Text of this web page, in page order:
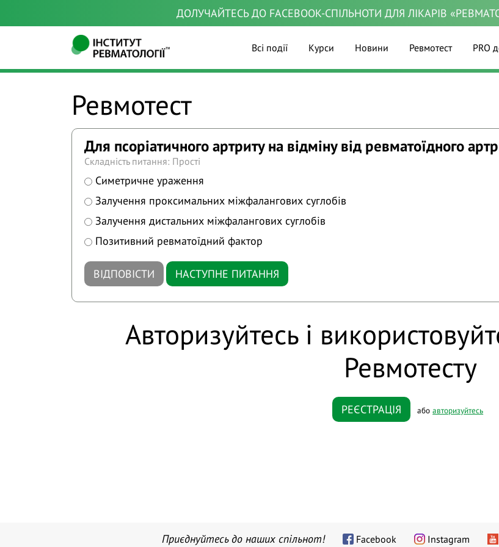
ДОЛУЧАЙТЕСЬ ДО FACEBOOK-СПІЛЬНОТИ ДЛЯ ЛІКАРІВ
Всі події Курси Новини Ревмотест PRO
Ревмотест
Для псоріатичного артриту на відміну від ревматоїдного
Складність питання: Прості
Симетричне ураження
Залучення проксимальних міжфалангових суглобів
Залучення дистальних міжфалангових суглобів
Позитивний ревматоїдний фактор
ВІДПОВІСТИ НАСТУПНЕ ПИТАННЯ
Авторизуйтесь і
Ревмотесту
РЕЄСТРАЦІЯ абоавторизуйтесь
Приєднуйтесь до наших спільнот! Facebook Instagram